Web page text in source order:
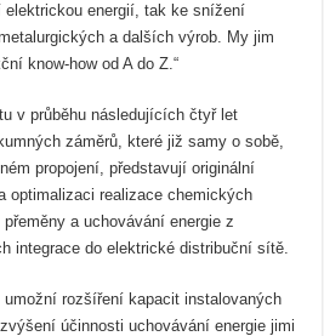
energií, tak ke snížení
a dalších výrob. My jim
know-how od A do Z.“
v průběhu následujících čtyř let
záměrů, které již samy o sobě,
propojení, představují originální
optimalizaci realizace chemických
a uchovávání energie z
integrace do elektrické distribuční sítě.
umožní rozšíření kapacit instalovaných
účinnosti uchovávání energie jimi